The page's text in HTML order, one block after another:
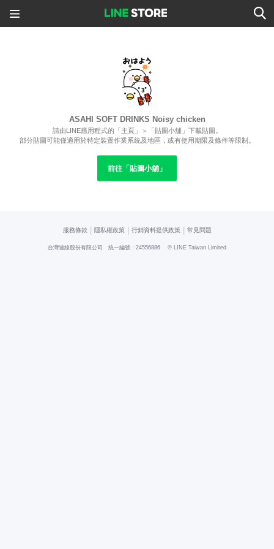
ASAHI SOFT DRINKS Noisy chicken
請由LINE應用程式的「主頁」＞「貼圖小舖」下載貼圖。
部分貼圖可能僅適用於特定裝置作業系統及地區，或有使用期限及條件等限制。
前往「貼圖小舖」
服務條款 隱私權政策 行銷資料提供政策 常見問題
台灣連線股份有限公司 統一編號：24556886 © LINE Taiwan Limited